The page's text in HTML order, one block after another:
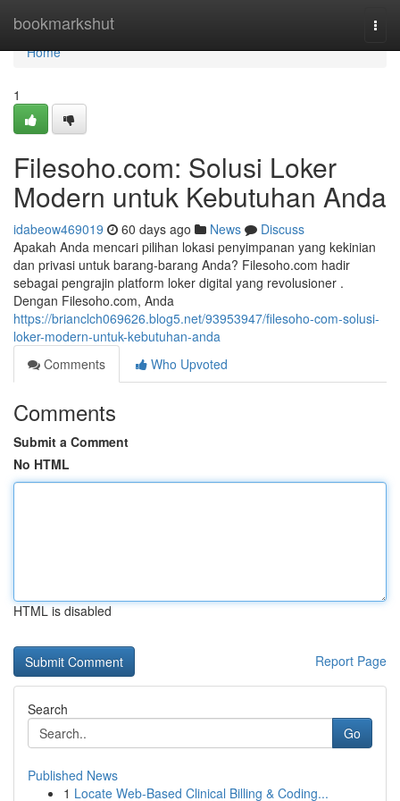
bookmarkshut
Home
Home
1
Filesoho.com: Solusi Loker
Modern untuk Kebutuhan Anda
idabeow469019 60 days ago News
Discuss
Apakah Anda mencari pilihan lokasi penyimpanan yang kekinian
dan privasi untuk barang-barang Anda? Filesoho.com hadir
sebagai pengrajin platform loker digital yang revolusioner .
Dengan Filesoho.com, Anda
https://brianclch069626.blog5.net/93953947/filesoho-com-solusi-
loker-modern-untuk-kebutuhan-anda
Comments
Who Upvoted
Comments
Submit a Comment
No HTML
HTML is disabled
Report Page
Search
Go
Published News
1 Locate Web-Based Clinical Billing & Coding...